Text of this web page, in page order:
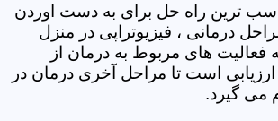
ترین راه حل برای به دست اوردن
درمانی ، فیزیوتراپی در منزل
فعالیت های مربوط به درمان از
ارزیابی است تا مراحل آخری درمان در
می گیرد.